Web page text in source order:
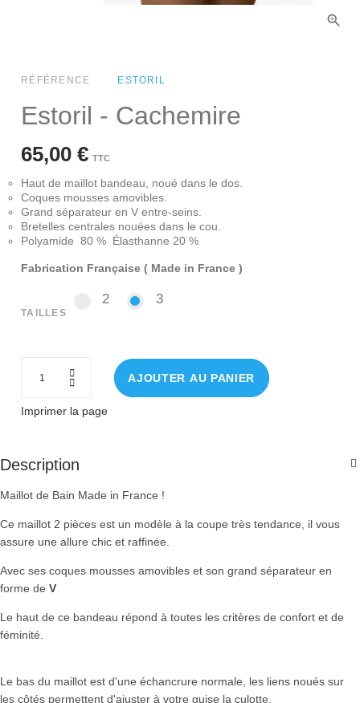
RÉFÉRENCE ESTORIL
Estoril - Cachemire
65,00 € TTC
Haut de maillot bandeau, noué dans le dos.
Coques mousses amovibles.
Grand séparateur en V entre-seins.
Bretelles centrales nouées dans le cou.
Polyamide 80 % Élasthanne 20 %
Fabrication Française ( Made in France )
TAILLES
22 33
AJOUTER AU PANIER
Imprimer la page
Description
Maillot de Bain Made in France !
Ce maillot 2 pièces est un modèle à la coupe très tendance, il vous
assure une allure chic et raffinée.
Avec ses coques mousses amovibles et son grand séparateur en
forme de V
Le haut de ce bandeau répond à toutes les critères de confort et de
féminité.
Le bas du maillot est d'une échancrure normale, les liens noués sur
les côtés permettent d'ajuster à votre guise la culotte.